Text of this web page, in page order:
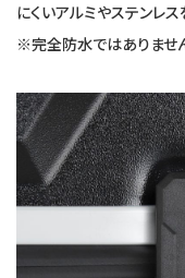
にくいアルミやステンレス
※完全防水ではありませ